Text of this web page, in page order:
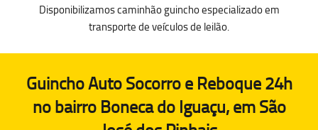
Disponibilizamos caminhão guincho especializado em
transporte de veículos de leilão.
Guincho Auto Socorro e Reboque 24h
no bairro Boneca do Iguaçu, em São